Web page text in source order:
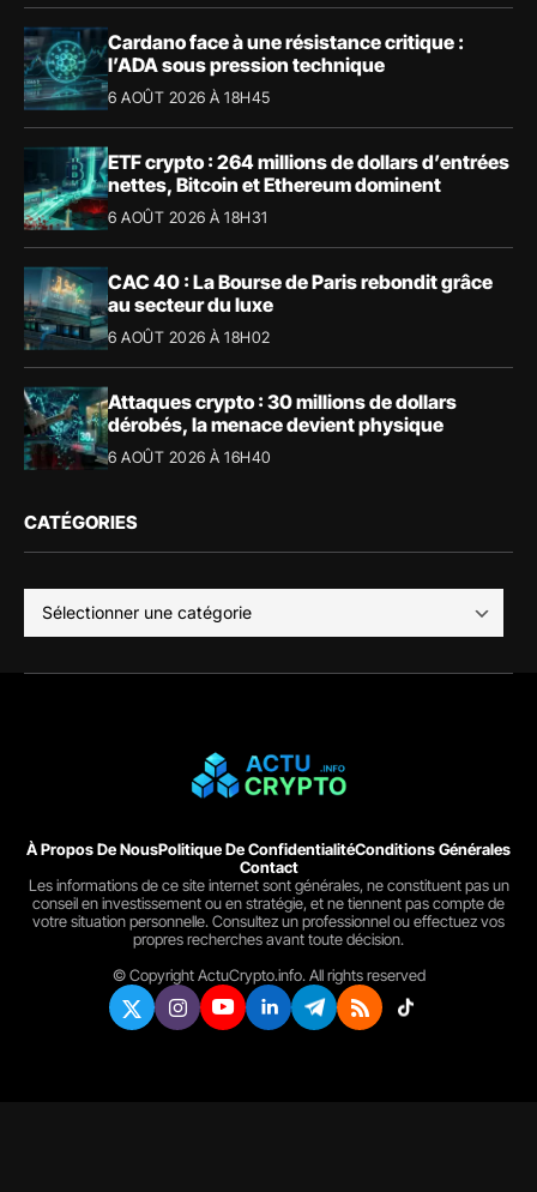
Cardano face à une résistance critique :
l’ADA sous pression technique
6 AOÛT 2026 À 18H45
ETF crypto : 264 millions de dollars d’entrées
nettes, Bitcoin et Ethereum dominent
6 AOÛT 2026 À 18H31
CAC 40 : La Bourse de Paris rebondit grâce
au secteur du luxe
6 AOÛT 2026 À 18H02
Attaques crypto : 30 millions de dollars
dérobés, la menace devient physique
6 AOÛT 2026 À 16H40
CATÉGORIES
À Propos De NousPolitique De ConfidentialitéConditions Générales
Contact
Les informations de ce site internet sont générales, ne constituent pas un
conseil en investissement ou en stratégie, et ne tiennent pas compte de
votre situation personnelle. Consultez un professionnel ou effectuez vos
propres recherches avant toute décision.
© Copyright ActuCrypto.info. All rights reserved